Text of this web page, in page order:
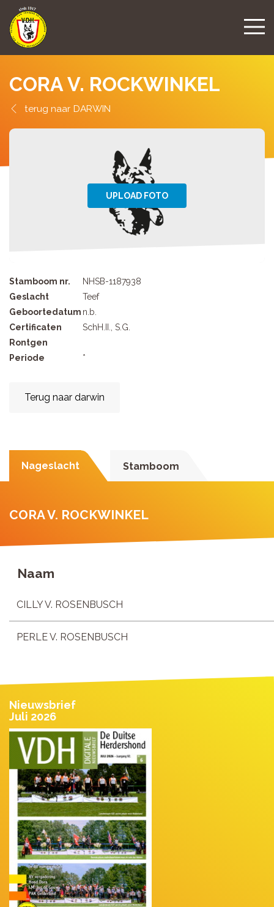
CORA V. ROCKWINKEL
DARWIN
Stamboom nr.
NHSB-1187938
Geslacht
Teef
Geboortedatum n.b.
Certificaten
SchH.II., S.G.
Rontgen
Periode
*
Terug naar darwin
Nageslacht Stamboom
CORA V. ROCKWINKEL
Naam
CILLY V. ROSENBUSCH
PERLE V. ROSENBUSCH
Nieuwsbrief
Juli 2026